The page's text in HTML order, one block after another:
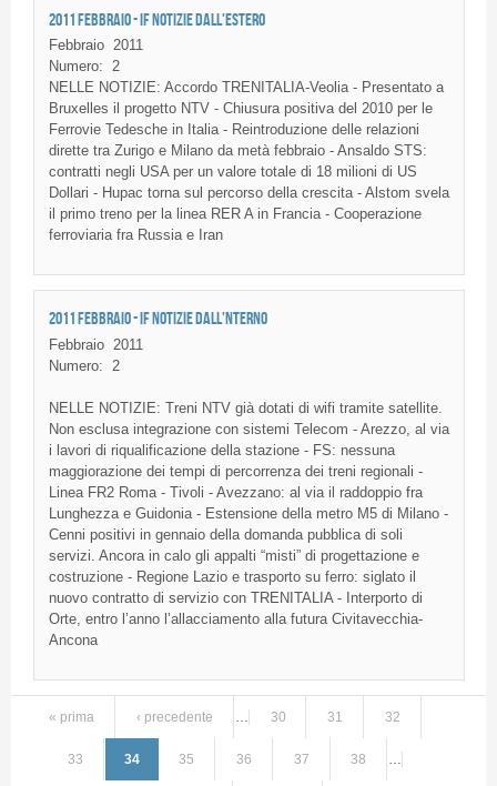
2011 FEBBRAIO - IF NOTIZIE DALL'ESTERO
Febbraio 2011
Numero: 2
NELLE NOTIZIE: Accordo TRENITALIA-Veolia - Presentato a
Bruxelles il progetto NTV - Chiusura positiva del 2010 per le
Ferrovie Tedesche in Italia - Reintroduzione delle relazioni
dirette tra Zurigo e Milano da metà febbraio - Ansaldo STS:
contratti negli USA per un valore totale di 18 milioni di US
Dollari - Hupac torna sul percorso della crescita - Alstom svela
il primo treno per la linea RER A in Francia - Cooperazione
ferroviaria fra Russia e Iran
2011 FEBBRAIO - IF NOTIZIE DALL'NTERNO
Febbraio
2011
Numero:
2
NELLE NOTIZIE: Treni NTV già dotati di wifi tramitesatellite.
Non esclusa integrazionecon sistemi Telecom - Arezzo, al via
i lavori di riqualificazione della stazione- FS: nessuna
maggiorazione dei tempi di percorrenza dei treni regionali -
Linea FR2Roma - Tivoli - Avezzano: al via il raddoppio fra
Lunghezzae Guidonia- Estensione dellametro M5 di Milano -
Cenni positivi in gennaio della domanda pubblica di soli
servizi Ancorain calo gli appalti “misti” di progettazionee
costruzione- Regione Lazioe trasporto su ferro: siglato il
nuovo contratto di serviziocon TRENITALIA- Interporto di
Orte, entro l’anno l’allacciamento alla futura Civitavecchia-
Ancona
Pagine
« prima ‹ precedente 30 31 32
33 34 35 36 37 38